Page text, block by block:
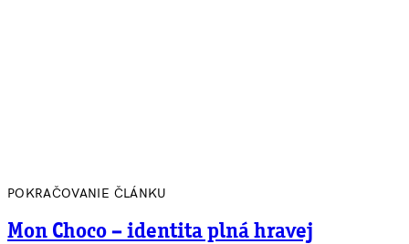
POKRAČOVANIE ČLÁNKU
Mon Choco – identita plná hravej